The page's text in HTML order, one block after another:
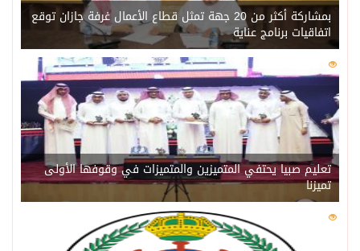
بمشاركة أكثر من 20 جهة تمثل قطاع الأعمال غرفة جازان توقع
اتفاقيات برنامج عناية
217
تعليم صبيا يحتفي المتميزين والمتميزات في وقوفها الأولى
تميزنا
211